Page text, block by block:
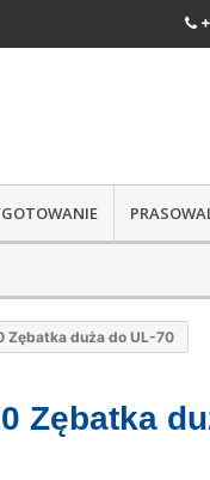
Zębatka duża do UL-70
Zębatka